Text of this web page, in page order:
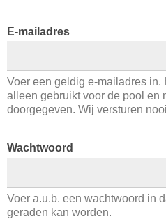
E-mailadres
Voer een geldig e-mailadres in.
alleen gebruikt voor de pool en
doorgegeven. Wij versturen
Wachtwoord
Voer a.u.b. een wachtwoord in
geraden kan worden.